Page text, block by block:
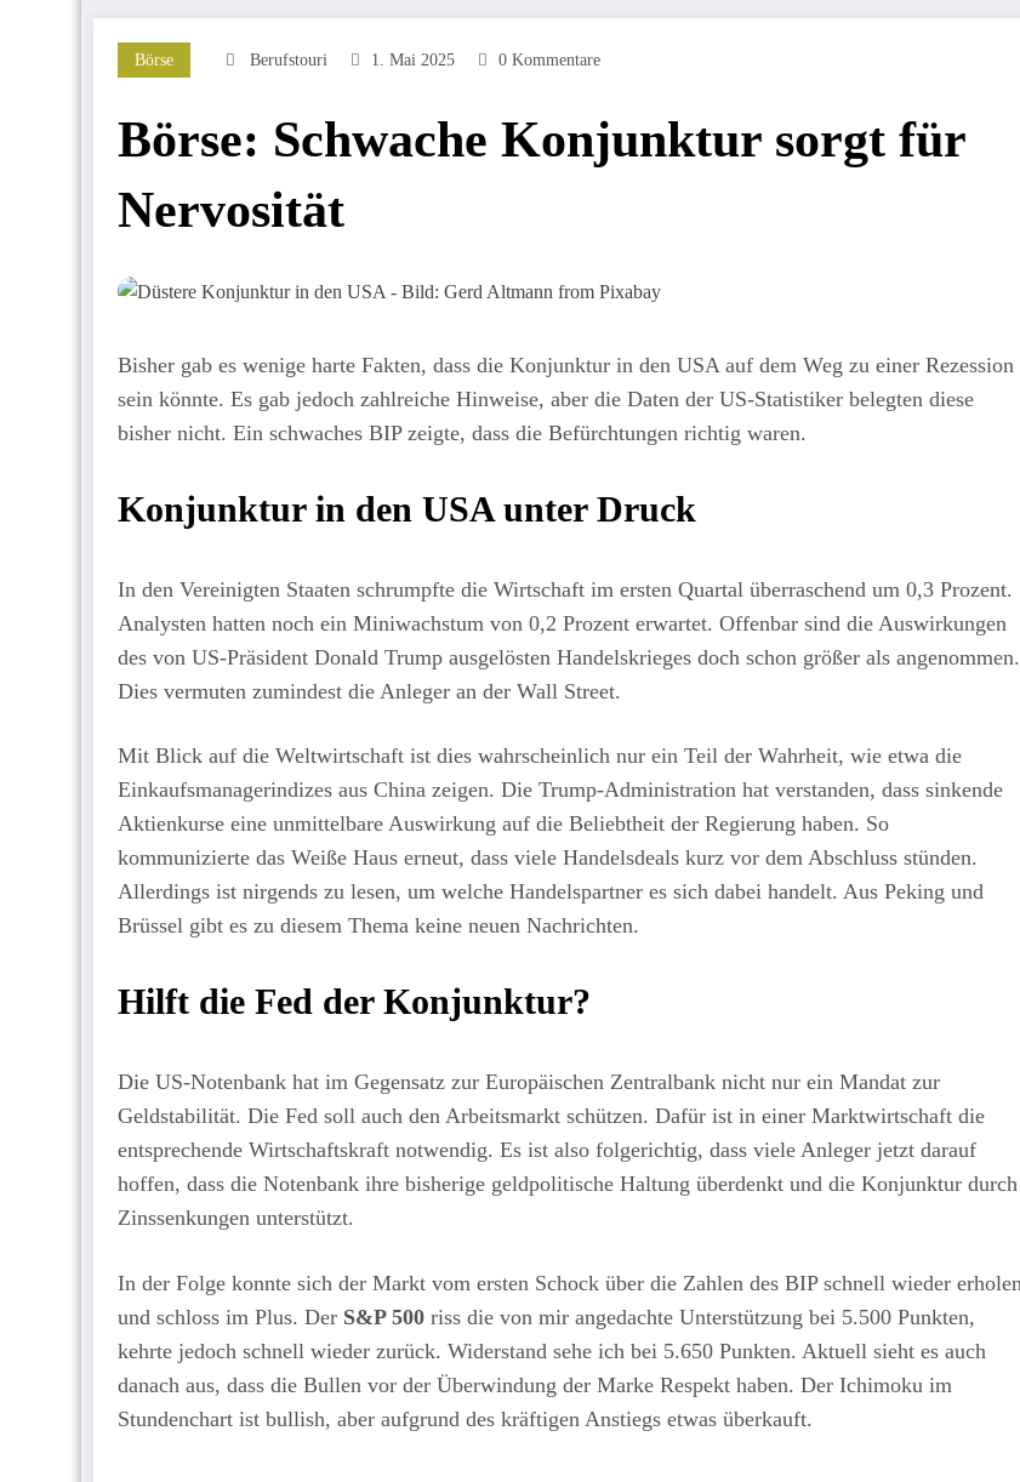
Börse Berufstouri 1. Mai 2025 0 Kommentare
Börse: Schwache Konjunktur sorgt für
Nervosität
Bisher gab es wenige harte Fakten, dass die Konjunktur in den USA auf dem Weg zu einer Rezession
sein könnte. Es gab jedoch zahlreiche Hinweise, aber die Daten der US-Statistiker belegten diese
bisher nicht. Ein schwaches BIP zeigte, dass die Befürchtungen richtig waren.
Konjunktur in den USA unter Druck
In den Vereinigten Staaten schrumpfte die Wirtschaft im ersten Quartal überraschend um 0,3 Prozent.
Analysten hatten noch ein Miniwachstum von 0,2 Prozent erwartet. Offenbar sind die Auswirkungen
des von US-Präsident Donald Trump ausgelösten Handelskrieges doch schon größer als angenommen.
Dies vermuten zumindest die Anleger an der Wall Street.
Mit Blick auf die Weltwirtschaft ist dies wahrscheinlich nur ein Teil der Wahrheit, wie etwa die
Einkaufsmanagerindizes aus China zeigen. Die Trump-Administration hat verstanden, dass sinkende
Aktienkurse eine unmittelbare Auswirkung auf die Beliebtheit der Regierung haben. So
kommunizierte das Weiße Haus erneut, dass viele Handelsdeals kurz vor dem Abschluss stünden.
Allerdings ist nirgends zu lesen, um welche Handelspartner es sich dabei handelt. Aus Peking und
Brüssel gibt es zu diesem Thema keine neuen Nachrichten.
Hilft die Fed der Konjunktur?
Die US-Notenbank hat im Gegensatz zur Europäischen Zentralbank nicht nur ein Mandat zur
Geldstabilität. Die Fed soll auch den Arbeitsmarkt schützen. Dafür ist in einer Marktwirtschaft die
entsprechende Wirtschaftskraft notwendig. Es ist also folgerichtig, dass viele Anleger jetzt darauf
hoffen, dass die Notenbank ihre bisherige geldpolitische Haltung überdenkt und die Konjunktur durch
Zinssenkungen unterstützt.
In der Folge konnte sich der Markt vom ersten Schock über die Zahlen des BIP schnell wieder erholen
und schloss im Plus. Der S&P 500 riss die von mir angedachte Unterstützung bei 5.500 Punkten,
kehrte jedoch schnell wieder zurück. Widerstand sehe ich bei 5.650 Punkten. Aktuell sieht es auch
danach aus, dass die Bullen vor der Überwindung der Marke Respekt haben. Der Ichimoku im
Stundenchart ist bullish, aber aufgrund des kräftigen Anstiegs etwas überkauft.